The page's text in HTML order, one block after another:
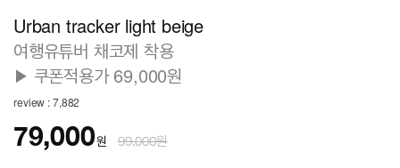
Urban tracker light beige
여행유튜버 채코제 착용
▶ 쿠폰적용가 69,000원
review : 7,882
79,000원 99,000원